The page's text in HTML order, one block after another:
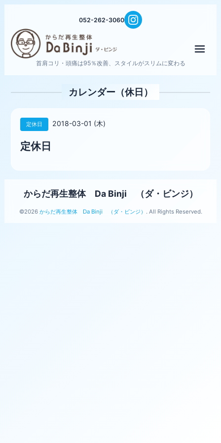
052-262-3060
首肩コリ・頭痛は95％改善、スタイルがスリムに変わる
カレンダー（休日）
定休日 2018-03-01 (木)
定休日
からだ再生整体 Da Binji （ダ・ビンジ）
©2026 からだ再生整体 Da Binji （ダ・ビンジ） . All Rights Reserved.